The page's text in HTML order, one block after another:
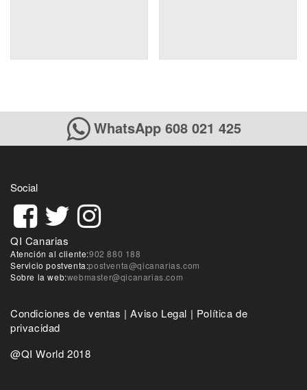
WhatsApp 608 021 425
Social
QI Canarias
Atención al cliente:902 880 188
Servicio postventa:postventa@qicanarias.com
Sobre la web:webmaster@qicanarias.com
Condiciones de ventas |Aviso Legal | Política de
privacidad
@QI World 2018